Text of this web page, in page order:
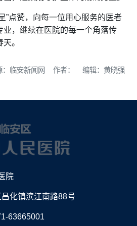
”点赞，向每一位用心服务的医者
业，继续在医院的每一个角落传
。
：临安新闻网 作者： 编辑：黄晓强
院
化镇滨江南路88号
63665001